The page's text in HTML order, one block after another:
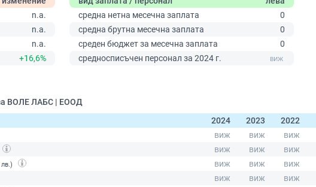
n.a.
n.a.
n.a.
+16,6%
средна нетна месечна заплата
0
средна брутна месечна заплата
0
среден бюджет за месечна заплата
0
средносписъчен персонал за 2024 г.
ВОЛЕ ЛАБС | ЕООД
2024
2023
2022